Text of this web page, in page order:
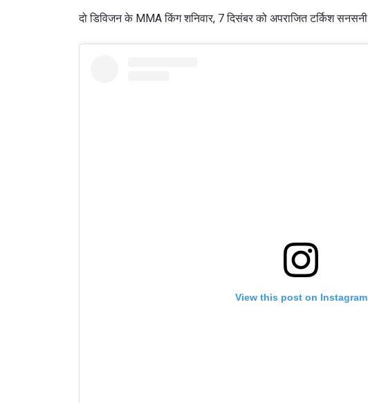
दो डिविजन के MMA किंग शनिवार, 7 दिसंबर को अपराजित टर्किश सनसनी
View this post on Instagram